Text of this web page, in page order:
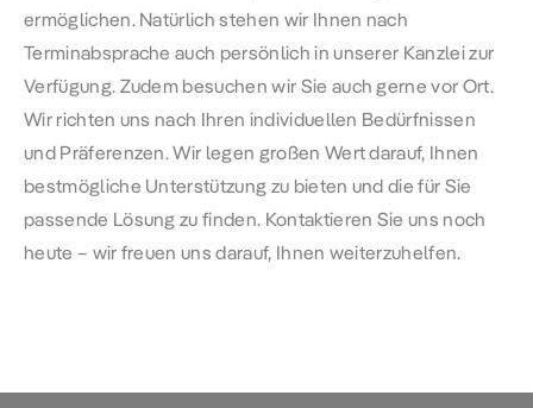
ermöglichen. Natürlich stehen wir Ihnen nach
Terminabsprache auch persönlich in unserer Kanzlei zur
Verfügung. Zudem besuchen wir Sie auch gerne vor Ort.
Wir richten uns nach Ihren individuellen Bedürfnissen
und Präferenzen. Wir legen großen Wert darauf, Ihnen
bestmögliche Unterstützung zu bieten und die für Sie
passende Lösung zu finden. Kontaktieren Sie uns noch
heute – wir freuen uns darauf, Ihnen weiterzuhelfen.